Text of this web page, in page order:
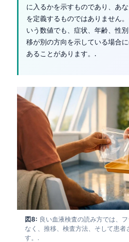
に入るかを示すものであり、あ
を定義するものではありません
いう数値でも、症状、年齢、性
移が別の方向を示している場合
あることがあります。.
図8: 良い血液検査の読み方では、
なく、推移、検査方法、そして患者
す。.
Ελληνικά
Türkçe
Română
简体中文
فارسی
Български
Dansk
Nederlands
हिन्दी
Հայերեն
Íslenska
Српски језик
Svenska